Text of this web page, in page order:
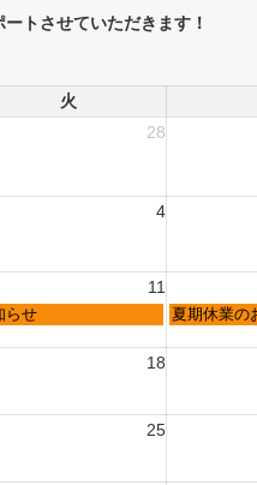
トさせていただきます！
火
28
4
11
らせ 夏期休業の
18
25